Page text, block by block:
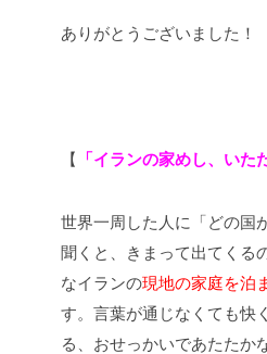
ありがとうございました！
【 「イランの家めし、いた
世界一周した人に「どの国
聞くと、きまって出てくる
なイランの現地の家庭を泊
す。言葉が通じなくても快
る、おせっかいであたたか